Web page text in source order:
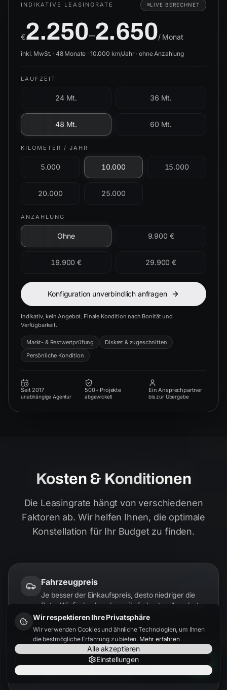
Wir respektieren Ihre Privatsphäre
Wir verwenden Cookies und ähnliche Technologien, um Ihnen
die bestmögliche Erfahrung zu bieten. Mehr erfahren
Alle akzeptieren
Einstellungen
INDIKATIVE LEASINGRATE LIVE BERECHNET
€2.250–2.650/ Monat
inkl. MwSt. · 48Monate · 10.000 km/Jahr · ohne Anzahlung
LAUFZEIT
24 Mt. 36 Mt.
48 Mt. 60 Mt.
KILOMETER / JAHR
5.000 10.000 15.000
20.000 25.000
ANZAHLUNG
Ohne 9.900 €
19.900 € 29.900 €
Konfiguration unverbindlich anfragen
Indikativ, kein Angebot. Finale Kondition nach Bonität und
Verfügbarkeit.
Markt- & Restwertprüfung
Diskret & zugeschnitten
Persönliche Kondition
Seit 2017
unabhängige Agentur
500+ Projekte
abgewickelt
Ein Ansprechpartner
bis zur Übergabe
Kosten & Konditionen
Die Leasingrate hängt von verschiedenen
Faktoren ab. Wir helfen Ihnen, die optimale
Konstellation für Ihr Budget zu finden.
Fahrzeugpreis
Je besser der Einkaufspreis, desto niedriger die
Rate. Wir finden bundesweit die besten Angebote.
Laufzeit
24, 36 oder 48 Monate – längere Laufzeiten
senken die monatliche Rate.